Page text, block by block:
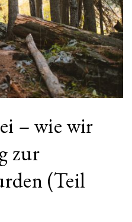
– wie wir
zur
(Teil